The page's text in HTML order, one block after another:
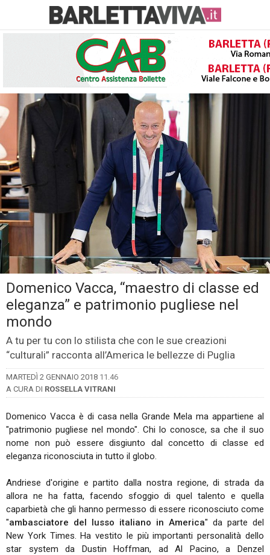
Domenico Vacca, “maestro di classe ed
eleganza” e patrimonio pugliese nel
mondo
A tu per tu con lo stilista che con le sue creazioni
“culturali” racconta all’America le bellezze di Puglia
MARTEDÌ 2 GENNAIO 2018 11.46
A CURA DI ROSSELLA VITRANI
Domenico Vacca è di casa nella Grande Mela ma appartiene al
"patrimonio pugliese nel mondo". Chi lo conosce, sa che il suo
nome non può essere disgiunto dal concetto di classe ed
eleganza riconosciuta in tutto il globo.
Andriese d'origine e partito dalla nostra regione, di strada da
allora ne ha fatta, facendo sfoggio di quel talento e quella
caparbietà che gli hanno permesso di essere riconosciuto come
"ambasciatore del lusso italiano in America" da parte del
New York Times. Ha vestito le più importanti personalità dello
star system da Dustin Hoffman, ad Al Pacino, a Denzel